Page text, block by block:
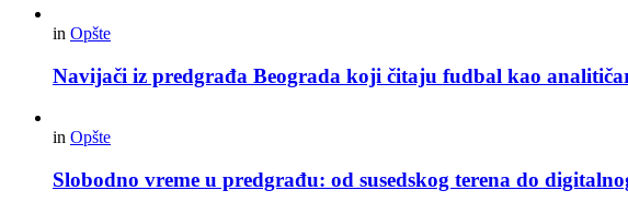
in Opšte
Navijači iz predgrađa Beograda koji čitaju fudbal kao
in Opšte
Slobodno vreme u predgrađu: od susedskog terena do